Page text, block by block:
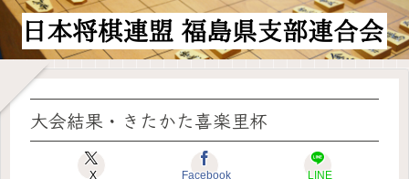
大会結果・きたかた喜楽里杯
X Facebook LINE